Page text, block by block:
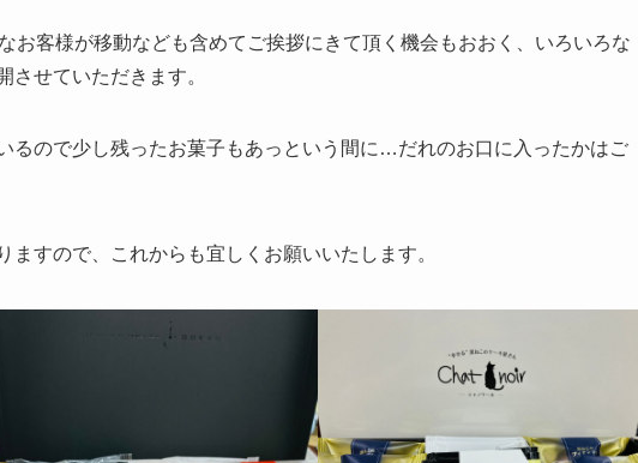
お客様が移動なども含めてご挨拶にきて頂く機会もおおく、いろいろな
させていただきます。
るので少し残ったお菓子もあっという間に…だれのお口に入ったかはご
すので、これからも宜しくお願いいたします。